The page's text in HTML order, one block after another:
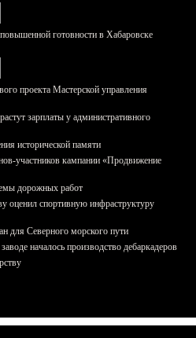
готовности в Хабаровске
проекта Мастерской управления
зарплаты у административного
исторической памяти
участников кампании «Продвижение
дорожных работ
оценил спортивную инфраструктуру
для Северного морского пути
началось производство дебаркадеров